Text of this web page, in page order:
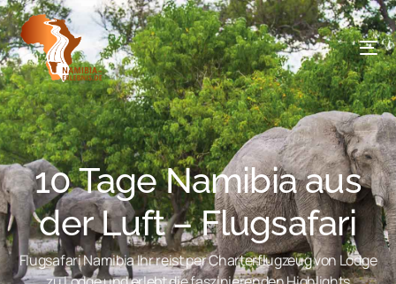
content
10 Tage Namibia aus
der Luft – Flugsafari
Flugsafari Namibia Ihr reist per Charterflugzeug von Lodge